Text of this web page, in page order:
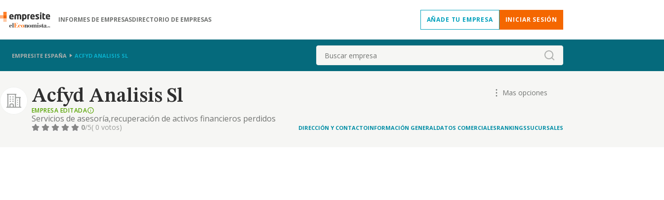
INFORMES DE EMPRESASDIRECTORIO DE EMPRESAS AÑADE TU EMPRESA INICIAR SESIÓN
EMPRESITE ESPAÑA ACFYD ANALISIS SL Buscar
Acfyd Analisis Sl
EMPRESA EDITADA
Servicios de asesoría,recuperación de activos financieros perdidos
Mas opciones
0/5( 0 votos) DIRECCIÓN Y CONTACTOINFORMACIÓN GENERALDATOS COMERCIALESRANKINGSSUCURSALES